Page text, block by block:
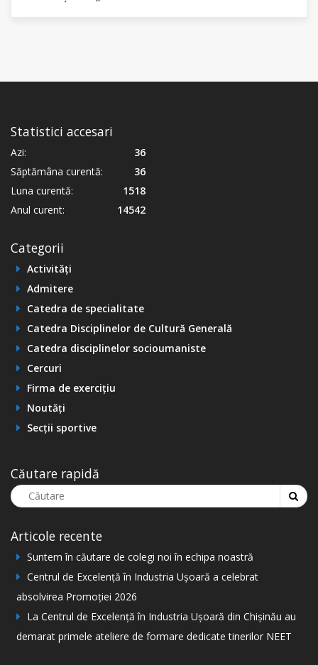
Statistici accesari
Azi:
36
Săptămâna curentă:
36
Luna curentă:
1518
Anul curent:
14542
Categorii
Activități
Admitere
Catedra de specialitate
Catedra Disciplinelor de Cultură Generală
Catedra disciplinelor socioumaniste
Cercuri
Firma de exercițiu
Noutăți
Secții sportive
Căutare rapidă
Articole recente
Suntem în căutare de colegi noi în echipa noastră
Centrul de Excelență în Industria Ușoară a celebrat
absolvirea Promoției 2026
La Centrul de Excelență în Industria Ușoară din Chișinău au
demarat primele ateliere de formare dedicate tinerilor NEET